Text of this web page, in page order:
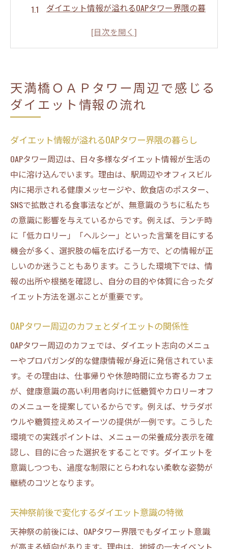
ダイエット情報が溢れるOAPタワー界隈の暮
OAPタワー周辺のカフェとダイエットの関係
徴
シャトルバス利用者に多いダイエットの工
ダイエットとOAPプラザの飲食選びのポイン
ト
OAPタワー周辺で実感するダイエットの最新
動向
ダイエット観を左右する日常のプロパガンダと
は
日常の中に潜むダイエットプロパガンダの
正体
OAPタワー周辺で見かけるダイエット広告の
影響
飲食店のPOPが与えるダイエット意識の変化
は
交通広告が誘導するダイエットイメージの
考察
SNS発信が拡げるダイエット観のリアルな現
状
地域の暮らしから読み解くダイエット意識の形
成
OAPタワー周辺の生活が生むダイエット意識
地域イベントがもたらすダイエットの価値
観
覚
アクセスの利便性が影響するダイエット傾
向
天満橋ＯＡＰタワー周辺で感じる
ダイエット情報の流れ
ダイエット情報が溢れるOAPタワー界隈の暮らし
OAPタワー周辺は、日々多様なダイエット情報が生活の
中に溶け込んでいます。理由は、駅周辺やオフィスビル
内に掲示される健康メッセージや、飲食店のポスター、
SNSで拡散される食事法などが、無意識のうちに私たち
の意識に影響を与えているからです。例えば、ランチ時
に「低カロリー」「ヘルシー」といった言葉を目にする
機会が多く、選択肢の幅を広げる一方で、どの情報が正
しいのか迷うこともあります。こうした環境下では、情
報の出所や根拠を確認し、自分の目的や体質に合ったダ
イエット方法を選ぶことが重要です。
OAPタワー周辺のカフェとダイエットの関係性
OAPタワー周辺のカフェでは、ダイエット志向のメニュ
ーやプロパガンダ的な健康情報が身近に発信されていま
す。その理由は、仕事帰りや休憩時間に立ち寄るカフェ
が、健康意識の高い利用者向けに低糖質やカロリーオフ
のメニューを提案しているからです。例えば、サラダボ
ウルや糖質控えめスイーツの提供が一例です。こうした
環境での実践ポイントは、メニューの栄養成分表示を確
認し、目的に合った選択をすることです。ダイエットを
意識しつつも、過度な制限にとらわれない柔軟な姿勢が
継続のコツとなります。
天神祭前後で変化するダイエット意識の特徴
天神祭の前後には、OAPタワー界隈でもダイエット意識
が高まる傾向があります。理由は、地域の一大イベント